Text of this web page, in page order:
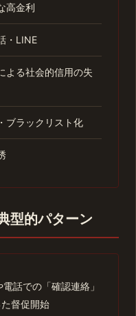
高金利
・LINE
よる社会的信用の失
ブラックリスト化
型的パターン
電話での「確認連絡」
督促開始